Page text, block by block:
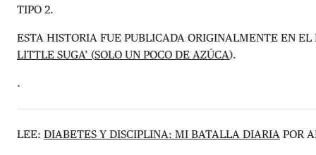
TIPO 2.
ESTA HISTORIA FUE PUBLICADA ORIGINALMENTE EN
LITTLE SUGA’ (SOLO UN POCO DE AZÚCA).
.
LEE: DIABETES Y DISCIPLINA: MI BATALLA DIARIA POR